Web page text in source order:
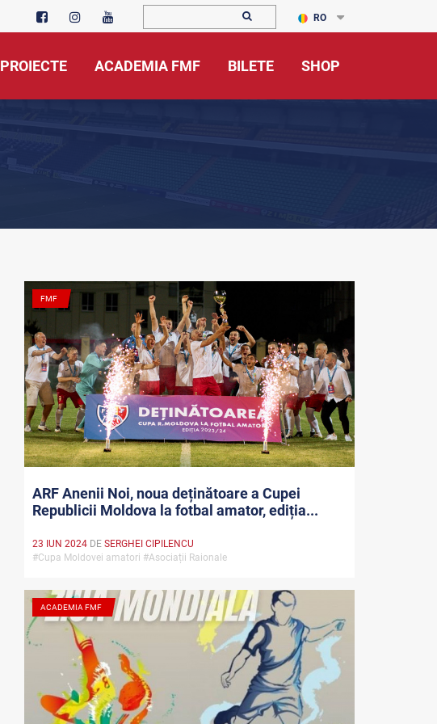
RO
PROIECTE ACADEMIA FMF BILETE SHOP
FMF
ARF Anenii Noi, noua deținătoare a Cupei
Republicii Moldova la fotbal amator, ediția...
23 IUN 2024 DESERGHEI CIPILENCU
#Cupa Moldovei amatori #Asociații Raionale
ACADEMIA FMF